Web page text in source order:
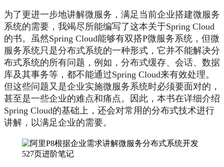
为了更进一步地讲解微服务，满足当前企业搭建微服务
系统的需要，我竭尽所能编写了这本关于Spring Cloud
的书。虽然Spring Cloud能够有双搭P微服务系统，但微
服务系统只是分布式系统的一种形式，它并不能解决分
布式系统的所有问题，例如，分布式缓存、会话、数据
库及其事务等，都不能通过Spring Cloud来有效处理。
但这些问题又是企业实施微服务系统时必须要面对的，
甚至是一些企业的难点和痛点。因此，本书在详细介绍
Spring Cloud的基础上，还会对常用的分布式技术进行
讲解，以满足企业的需要。